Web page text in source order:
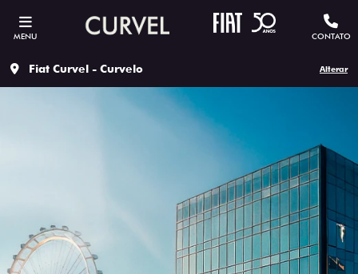
MENU CONTATO
Fiat Curvel - Curvelo Alterar
ESTOU INTERESSADO